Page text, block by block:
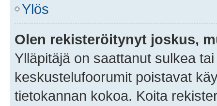
Ylös
Olen rekisteröitynyt joskus,
Ylläpitäjä on saattanut sulkea
keskustelufoorumit poistavat
tietokannan kokoa. Koita